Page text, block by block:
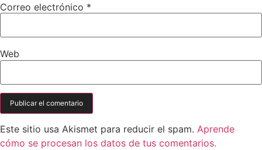
Correo electrónico *
Web
Este sitio usa Akismet para reducir el spam. Aprende
cómo se procesan los datos de tus comentarios.